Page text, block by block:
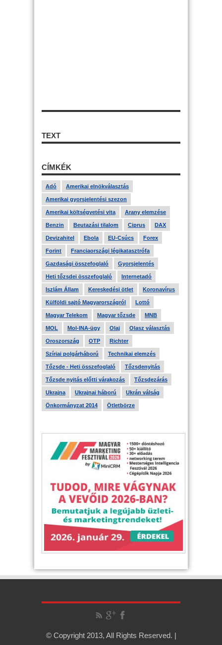
TEXT
CÍMKÉK
Adó Amerikai elnökválasztás
Amerikai gyorsjelentési szezon
Amerikai költségvetési vita Arany elemzése
Benzin Beutazási tilalom Ciprus DAX
Devizahitel Ebola EU-Csúcs Forex
Forint Franciaországi légikatasztrófa
Gazdasági összefoglaló Gyorsjelentés
Heti tőzsdei összefoglaló Internetadó
Iszlám Állam Kereskedési ötlet Koronavírus
Külföldi sajtó Magyarországról Lottó
Magyar Telekom Magyar tőzsde MNB
MOL Mol-INA-ügy Olaj Olasz választás
Oroszország OTP Richter
Szíriai polgárháború Technikai elemzés
Tőzsde - Heti összefoglaló Tőzsdenyitás
Tőzsde nyitás előtti várakozás Tőzsdezárás
Ukrajna Ukrajnai háború Ukrán válság
Önkormányzat 2014 Ötletbörze
© Copyright 2013, All Rights Reserved. |